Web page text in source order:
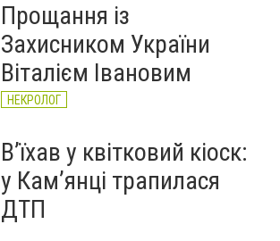
Прощання із
Захисником України
Віталієм Івановим
НЕКРОЛОГ
Вʼїхав у квітковий кіоск:
у Камʼянці трапилася
ДТП